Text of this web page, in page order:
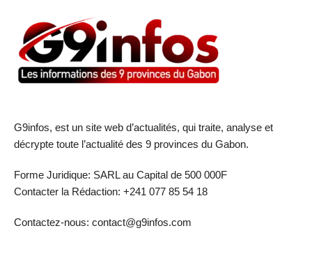
G9infos, est un site web d’actualités, qui traite, analyse et
décrypte toute l’actualité des 9 provinces du Gabon.
Forme Juridique: SARL au Capital de 500 000F
Contacter la Rédaction: +241 077 85 54 18
Contactez-nous: contact@g9infos.com